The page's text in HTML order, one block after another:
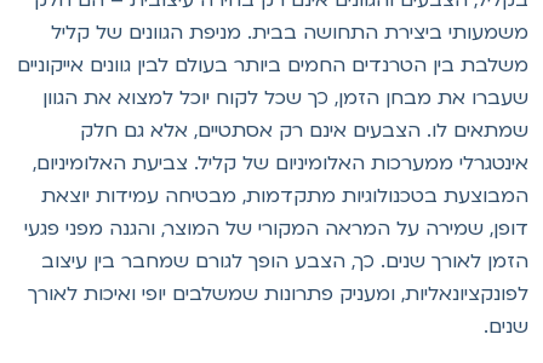
ביצירת התחושה בבית. מניפת הגוונים של קליל
בין הטרנדים החמים ביותר בעולם לבין גוונים אייקוניים
את מבחן הזמן, כך שכל לקוח יוכל למצוא את הגוון
לו. הצבעים אינם רק אסתטיים, אלא גם חלק
ממערכות האלומיניום של קליל. צביעת האלומיניום,
בטכנולוגיות מתקדמות, מבטיחה עמידות יוצאת
שמירה על המראה המקורי של המוצר, והגנה מפני פגעי
לאורך שנים. כך, הצבע הופך לגורם שמחבר בין עיצוב
ומעניק פתרונות שמשלבים יופי ואיכות לאורך